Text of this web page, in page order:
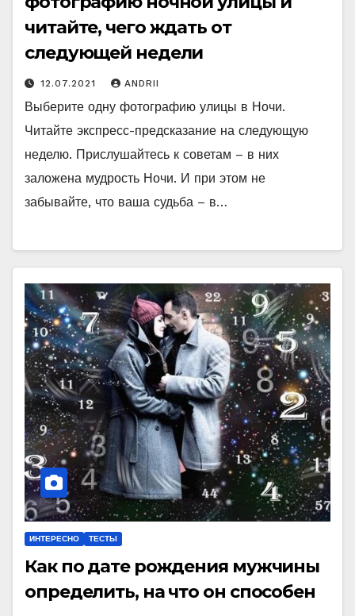
читайте, чего ждать от
следующей недели
12.07.2021 ANDRII
Выберите одну фотографию улицы в Ночи.
Читайте экспресс-предсказание на следующую
неделю. Прислушайтесь к советам – в них
заложена мудрость Ночи. И при этом не
забывайте, что ваша судьба – в…
ИНТЕРЕСНО ТЕСТЫ
Как по дате рождения мужчины
определить, на что он способен